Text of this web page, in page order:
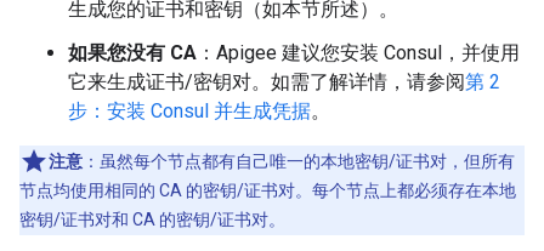
生成您的证书和密钥（如本节所述）。
如果您没有 CA ：Apigee 建议您安装 Consul，并使用
它来生成证书/密钥对。如需了解详情，请参阅第 2
步：安装 Consul 并生成凭据。
注意 ：虽然每个节点都有自己唯一的本地密钥/证书对，但所有
节点均使用相同的 CA 的密钥/证书对。每个节点上都必须存在本地
密钥/证书对和 CA 的密钥/证书对。